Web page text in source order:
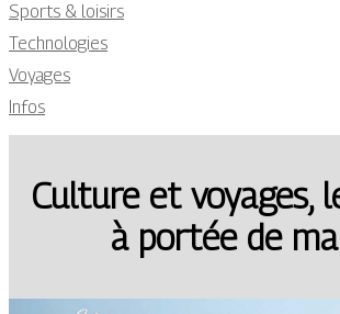
Sports & loisirs
Technologies
Voyages
Infos
Culture et voyages,
à portée de